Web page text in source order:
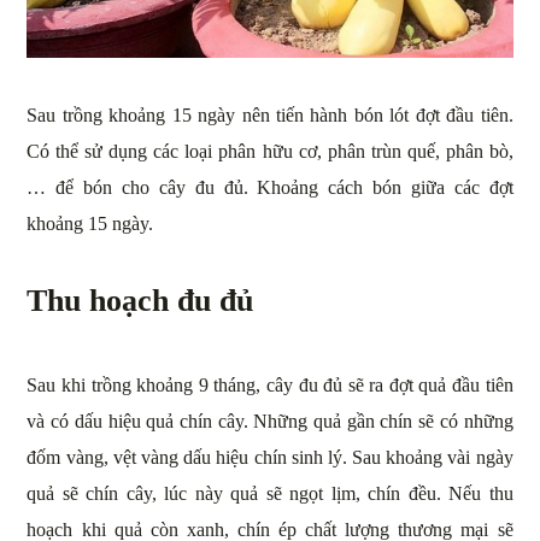
Sau trồng khoảng 15 ngày nên tiến hành bón lót đợt đầu tiên.
Có thể sử dụng các loại phân hữu cơ, phân trùn quế, phân bò,
… để bón cho cây đu đủ. Khoảng cách bón giữa các đợt
khoảng 15 ngày.
Thu hoạch đu đủ
Sau khi trồng khoảng 9 tháng, cây đu đủ sẽ ra đợt quả đầu tiên
và có dấu hiệu quả chín cây. Những quả gần chín sẽ có những
đốm vàng, vệt vàng dấu hiệu chín sinh lý. Sau khoảng vài ngày
quả sẽ chín cây, lúc này quả sẽ ngọt lịm, chín đều. Nếu thu
hoạch khi quả còn xanh, chín ép chất lượng thương mại sẽ